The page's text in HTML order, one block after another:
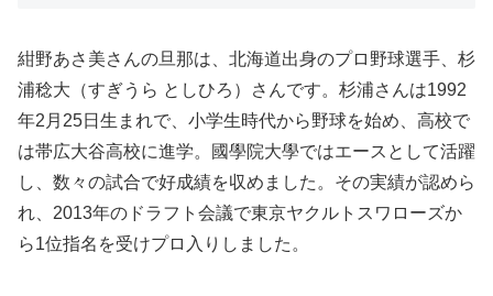
紺野あさ美さんの旦那は、北海道出身のプロ野球選手、杉
浦稔大（すぎうら としひろ）さんです。杉浦さんは1992
年2月25日生まれで、小学生時代から野球を始め、高校で
は帯広大谷高校に進学。國學院大學ではエースとして活躍
し、数々の試合で好成績を収めました。その実績が認めら
れ、2013年のドラフト会議で東京ヤクルトスワローズか
ら1位指名を受けプロ入りしました。